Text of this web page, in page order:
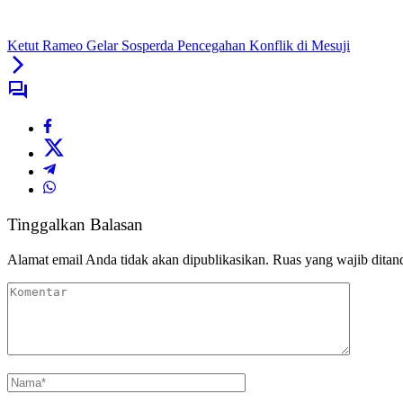
Ketut Rameo Gelar Sosperda Pencegahan Konflik di Mesuji
Tinggalkan Balasan
Alamat email Anda tidak akan dipublikasikan. Ruas yang wajib